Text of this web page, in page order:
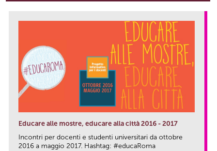
Educare alle mostre, educare alla città 2016 - 2017
Incontri per docenti e studenti universitari da ottobre
2016 a maggio 2017. Hashtag: #educaRoma